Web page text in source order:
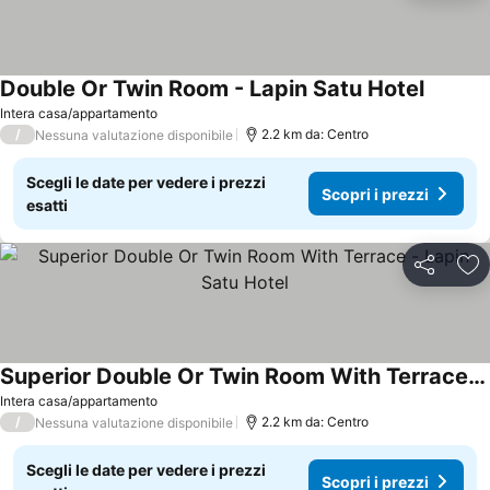
Intera casa/appartamento
Double Or Twin Room - Lapin Satu HotelScopri
/ Nessuna valutazione disponibile 2.2 km da: Centro
Scegli le date per vedere i prezzi
esatti
Scopri i prezzi
Condividi
Intera casa/appartamento
Superior Double Or Twin Room With Terrace - Lapin Satu Hotel
Scopri i prezzi
/ Nessuna valutazione disponibile 2.2 km da: Centro
Scegli le date per vedere i prezzi
Scopri i prezzi